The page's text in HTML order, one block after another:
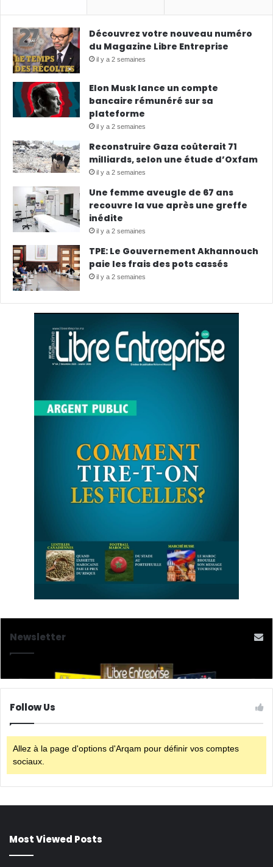
Découvrez votre nouveau numéro
du Magazine Libre Entreprise
il y a 2 semaines
Elon Musk lance un compte
bancaire rémunéré sur sa
plateforme
il y a 2 semaines
Reconstruire Gaza coûterait 71
milliards, selon une étude d’Oxfam
il y a 2 semaines
Une femme aveugle de 67 ans
recouvre la vue après une greffe
inédite
il y a 2 semaines
TPE: Le Gouvernement Akhannouch
paie les frais des pots cassés
il y a 2 semaines
Newsletter
Follow Us
Allez à la page d'options d'Arqam pour définir vos comptes
sociaux.
Most Viewed Posts